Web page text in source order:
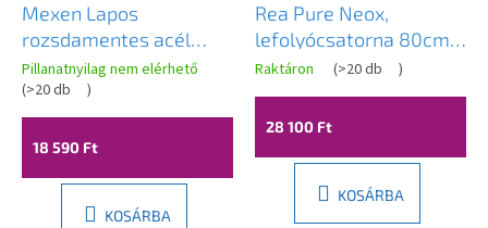
Mexen Lapos
rozsdamentes acél
zuhanyfolyó 60 cm
minta M18, 1023060-15
Pillanatnyilag nem elérhető
(>20 db )
18 590 Ft
KOSÁRBA
Rea Pure Neox,
lefolyócsatorna 80cm,
fekete matt, REA-
G6604
Raktáron (>20 db )
28 100 Ft
KOSÁRBA